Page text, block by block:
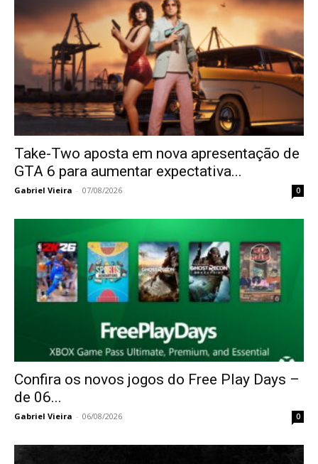
Take-Two aposta em nova apresentação de
GTA 6 para aumentar expectativa...
Gabriel Vieira - 07/08/2026 0
Confira os novos jogos do Free Play Days –
de 06...
Gabriel Vieira - 06/08/2026 0